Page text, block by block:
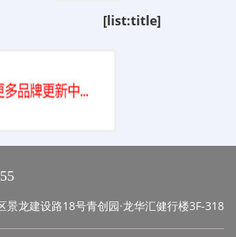
[list:title]
景龙建设路18号青创园·龙华汇健行楼3F-318